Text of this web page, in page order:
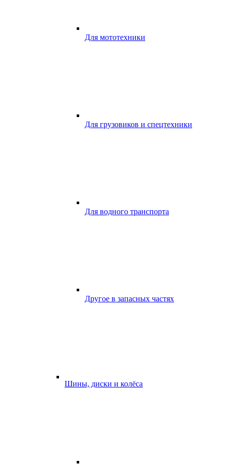
Для мототехники
Для грузовиков и спецтехники
Для водного транспорта
Другое в запасных частях
Шины, диски и колёса